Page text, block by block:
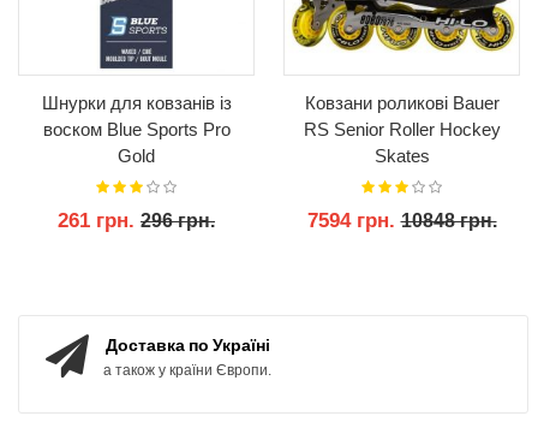
Шнурки для ковзанів із
воском Blue Sports Pro
Gold
261 грн. 296 грн.
Ковзани роликові Bauer
RS Senior Roller Hockey
Skates
7594 грн.10848 грн.
Доставка по Україні
а також у країни Європи.